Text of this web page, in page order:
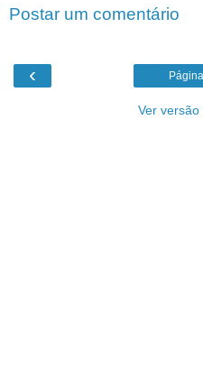
Postar um comentário
‹
Ver